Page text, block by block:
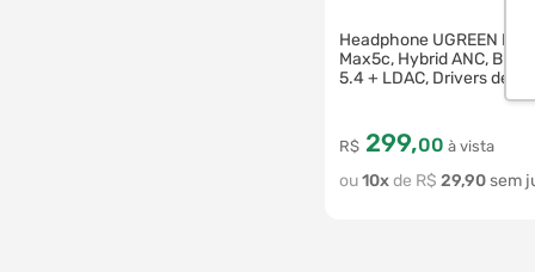
Headphone UGREEN
Max5c, Hybrid ANC,
5.4 + LDAC, Drivers de
R$ 299,00 à vista
10 R$ 29,90